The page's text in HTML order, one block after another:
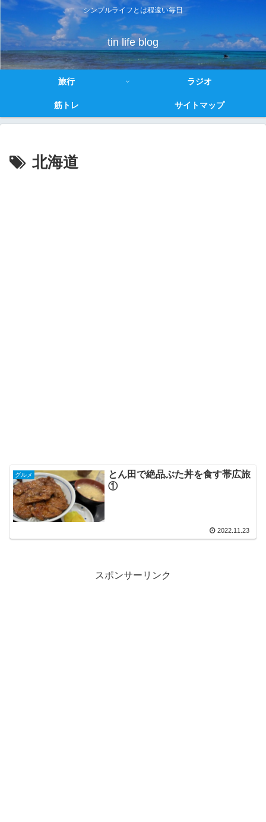
シンプルライフとは程遠い毎日
tin life blog
旅行 ラジオ
筋トレ サイトマップ
北海道
グルメ
とん田で絶品ぶた丼を食す帯広旅
①
2022.11.23
スポンサーリンク